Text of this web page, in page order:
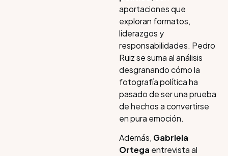
aportaciones que
exploran formatos,
liderazgos y
responsabilidades. Pedro
Ruiz se suma al análisis
desgranando cómo la
fotografía política ha
pasado de ser una prueba
de hechos a convertirse
en pura emoción.
Además, Gabriela
Ortega entrevista al